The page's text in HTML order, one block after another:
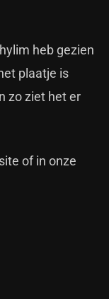
heb gezien
plaatje is
zo ziet het er
of in onze